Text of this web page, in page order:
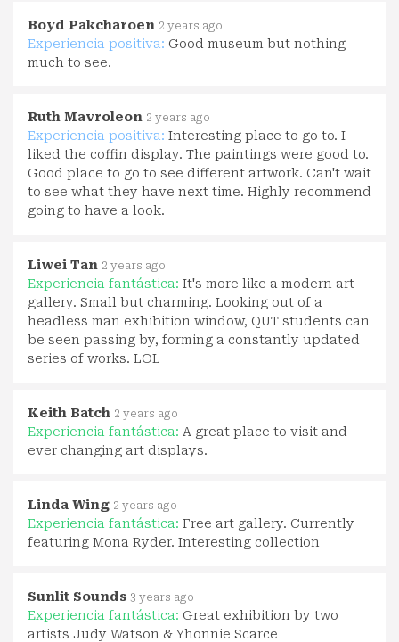
Boyd Pakcharoen 2 years ago
Experiencia positiva: Good museum but nothing
much to see.
Ruth Mavroleon 2 years ago
Experiencia positiva: Interesting place to go to. I
liked the coffin display. The paintings were good to.
Good place to go to see different artwork. Can't wait
to see what they have next time. Highly recommend
going to have a look.
Liwei Tan 2 years ago
Experiencia fantástica: It's more like a modern art
gallery. Small but charming. Looking out of a
headless man exhibition window, QUT students can
be seen passing by, forming a constantly updated
series of works. LOL
Keith Batch 2 years ago
Experiencia fantástica: A great place to visit and
ever changing art displays.
Linda Wing 2 years ago
Experiencia fantástica: Free art gallery. Currently
featuring Mona Ryder. Interesting collection
Sunlit Sounds 3 years ago
Experiencia fantástica: Great exhibition by two
artists Judy Watson & Yhonnie Scarce